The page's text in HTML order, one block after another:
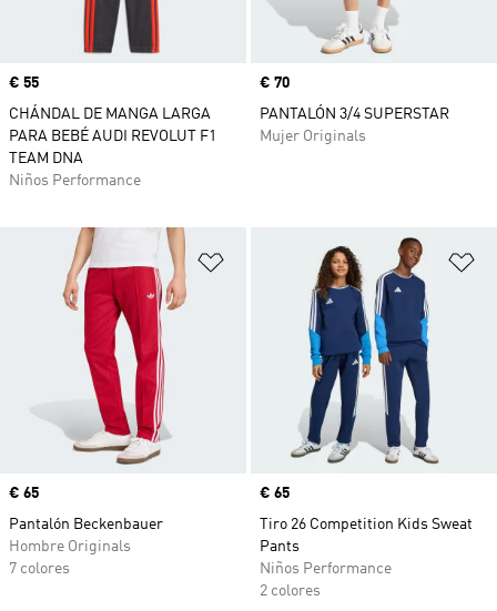
Precio
€ 55
CHÁNDAL DE MANGA LARGA
PARA BEBÉ AUDI REVOLUT F1
TEAM DNA
Niños Performance
Precio
€ 70
PANTALÓN 3/4 SUPERSTAR
Mujer Originals
Añadir a la lista de deseos
Precio
€ 65
Pantalón Beckenbauer
Hombre Originals
7 colores
Precio
€ 65
Tiro 26 Competition Kids Sweat
Pants
Niños Performance
2 colores